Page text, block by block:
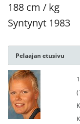
188 cm / kg
Syntynyt 1983
Pelaajan etusivu